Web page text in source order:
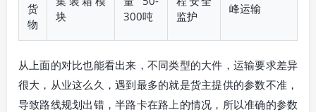
货
物
块
300吨
监护
峰运输
从上面的对比也能看出来，不同类型的大件，运输要求差异
很大，从业这么久，遇到最多的就是货主提供的参数不准，
导致路线规划出错，半路卡在路上的情况，所以准确的参数